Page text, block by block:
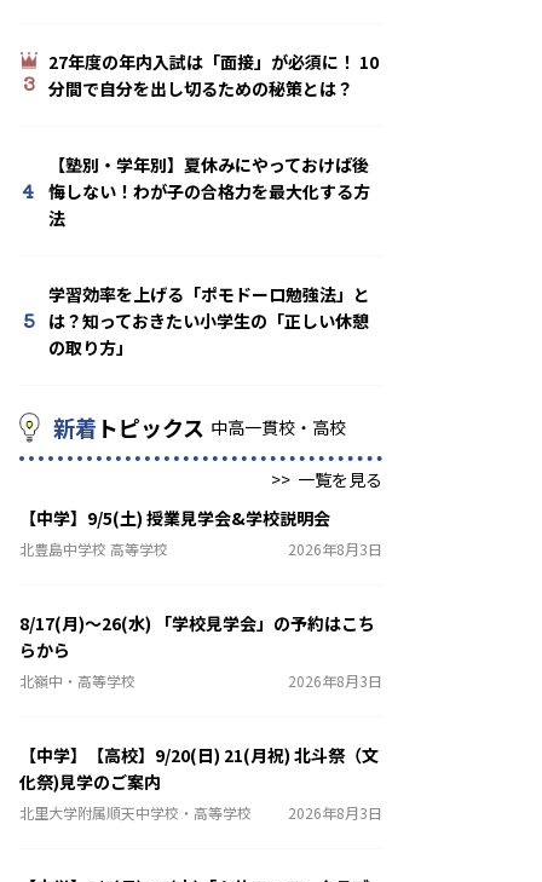
3
27年度の年内入試は「面接」が必須に！ 10
分間で自分を出し切るための秘策とは？
4
【塾別・学年別】夏休みにやっておけば後
悔しない！わが子の合格力を最大化する方
法
5
学習効率を上げる「ポモドーロ勉強法」と
は？知っておきたい小学生の「正しい休憩
の取り方」
新着 トピックス 中高一貫校・高校
>> 一覧を見る
【中学】9/5(土) 授業見学会&学校説明会
北豊島中学校 高等学校 2026年8月3日
8/17(月)～26(水) 「学校見学会」の予約はこち
らから
北嶺中・高等学校 2026年8月3日
【中学】【高校】9/20(日) 21(月祝) 北斗祭（文
化祭)見学のご案内
北里大学附属順天中学校・高等学校 2026年8月3日